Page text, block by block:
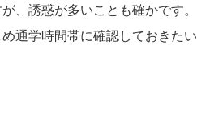
、誘惑が多いことも確かです。
通学時間帯に確認しておきたい